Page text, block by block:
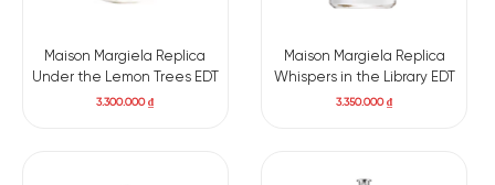
Maison Margiela Replica
Under the Lemon Trees EDT
3.300.000₫
Maison Margiela Replica
Whispers in the Library EDT
3.350.000₫